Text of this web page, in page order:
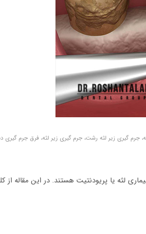
گیری زیر لثه رشت، جرم گیری زیر لثه، فرق جرم گیری
لثه یا پریودنتیت هستند. در این مقاله از